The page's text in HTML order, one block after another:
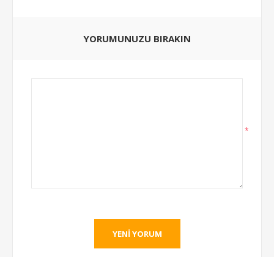
YORUMUNUZU BIRAKIN
*
YENI YORUM